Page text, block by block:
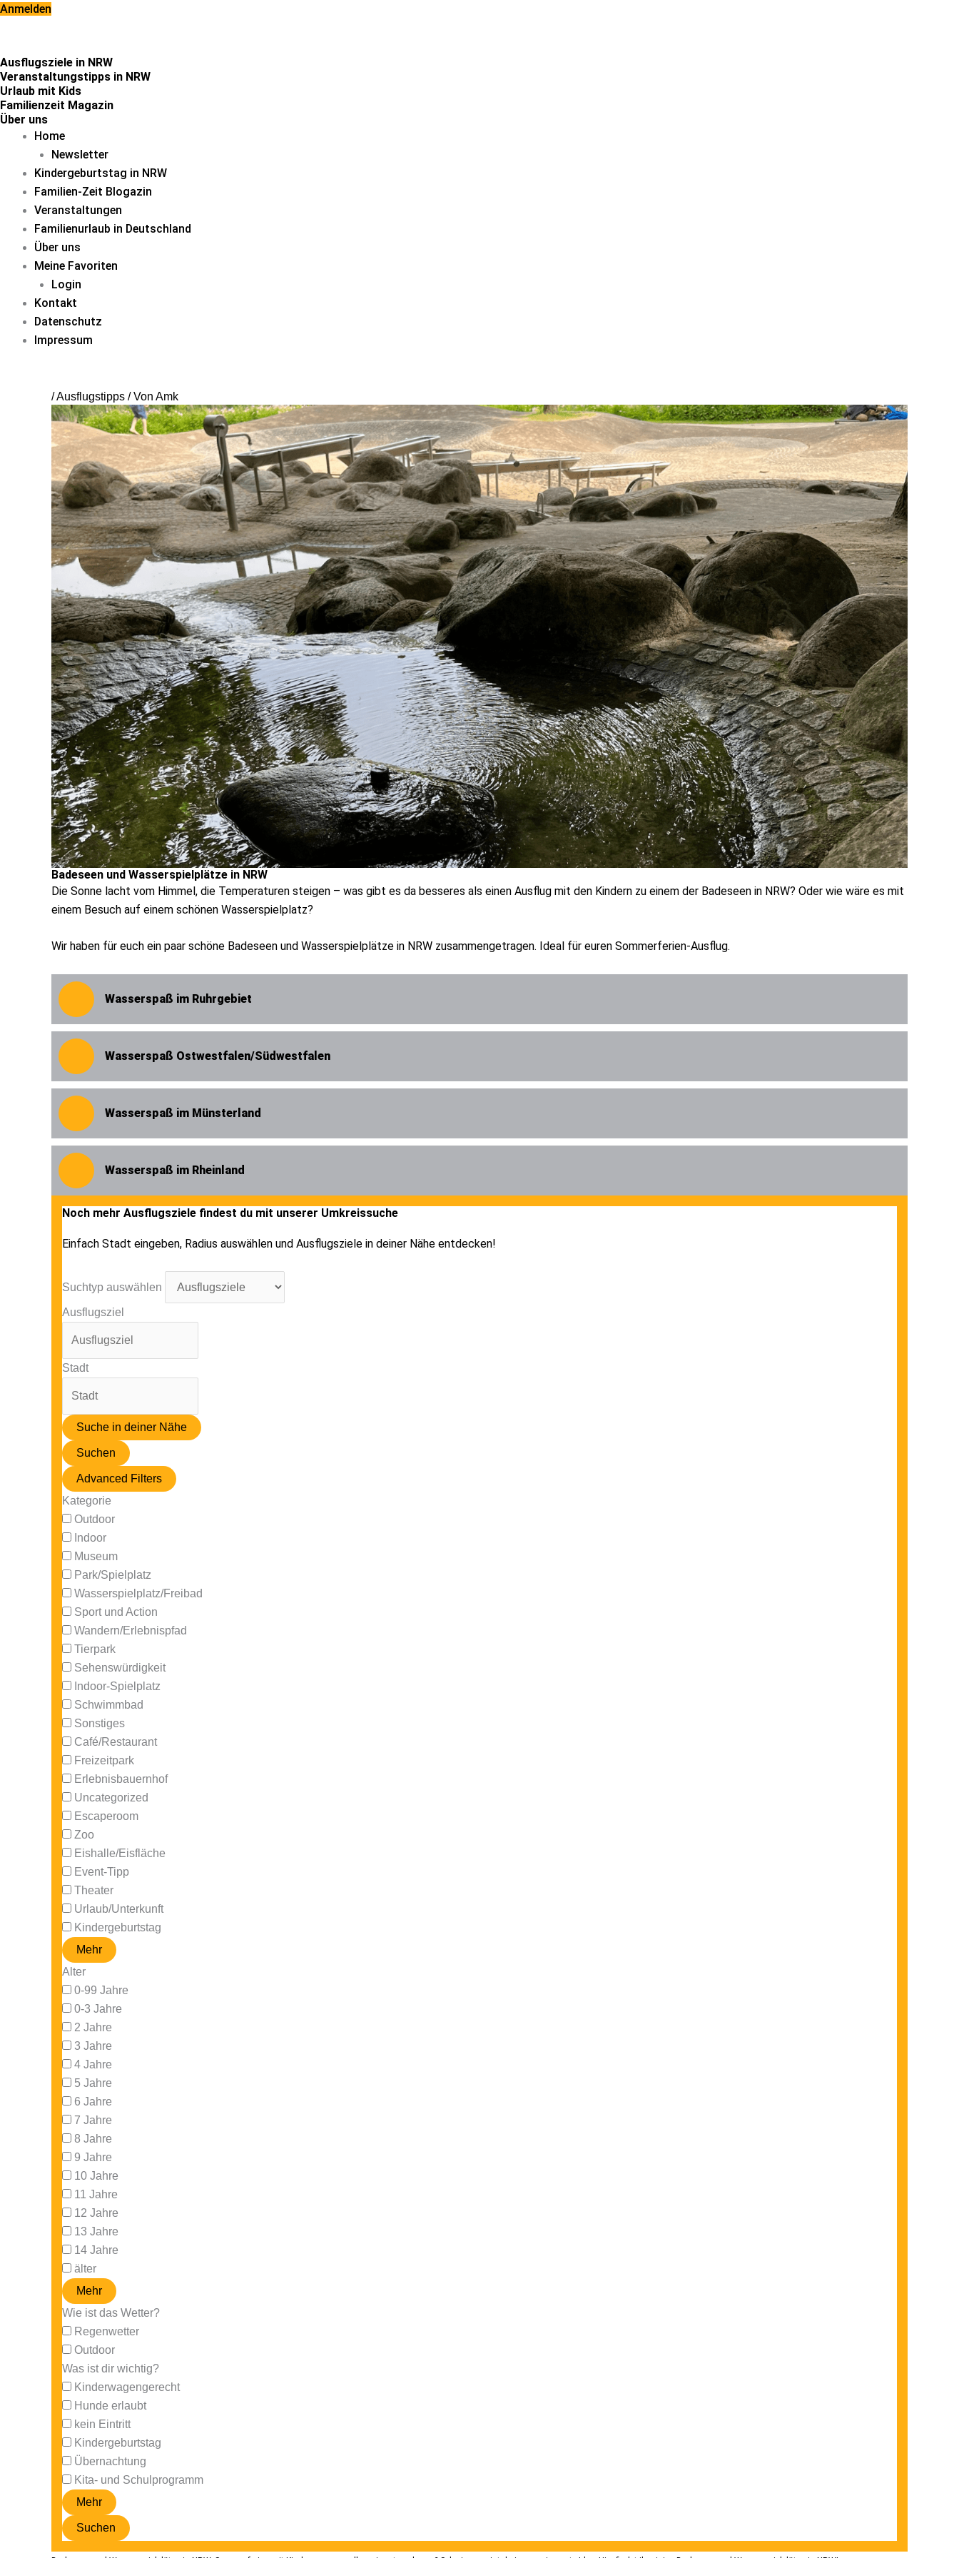
Zum
Anmelden
Ausflugsziele in NRW
Veranstaltungstipps in NRW
Urlaub mit Kids
Familienzeit Magazin
Über uns
Home
Newsletter
Kindergeburtstag in NRW
Familien-Zeit Blogazin
Veranstaltungen
Familienurlaub in Deutschland
Über uns
Meine Favoriten
Login
Kontakt
Datenschutz
Impressum
/Ausflugstipps / Von Amk
Badeseen und Wasserspielplätze in NRW
Die Sonne lacht vom Himmel, die Temperaturen steigen – was gibt es da besseres als einen Ausflug mit den Kindern zu einem der Badeseen in NRW? Oder wie wäre es mit
einem Besuch auf einem schönen Wasserspielplatz?
Wir haben für euch ein paar schöne Badeseen und Wasserspielplätze in NRW zusammengetragen. Ideal für euren Sommerferien-Ausflug.
Wasserspaß im Ruhrgebiet
Wasserspaß Ostwestfalen/Südwestfalen
Wasserspaß im Münsterland
Wasserspaß im Rheinland
Noch mehr Ausflugsziele findest du mit unserer Umkreissuche
Einfach Stadt eingeben, Radius auswählen und Ausflugsziele in deiner Nähe entdecken!
Suchtyp auswählen
Ausflugsziel
Stadt
Suche in deiner Nähe
Suchen
Advanced Filters
Kategorie
Outdoor
Indoor
Museum
Park/Spielplatz
Wasserspielplatz/Freibad
Sport und Action
Wandern/Erlebnispfad
Tierpark
Sehenswürdigkeit
Indoor-Spielplatz
Schwimmbad
Sonstiges
Café/Restaurant
Freizeitpark
Erlebnisbauernhof
Uncategorized
Escaperoom
Zoo
Eishalle/Eisfläche
Event-Tipp
Theater
Urlaub/Unterkunft
Kindergeburtstag
Mehr
Alter
0-99 Jahre
0-3 Jahre
2 Jahre
3 Jahre
4 Jahre
5 Jahre
6 Jahre
7 Jahre
8 Jahre
9 Jahre
10 Jahre
11 Jahre
12 Jahre
13 Jahre
14 Jahre
älter
Mehr
Wie ist das Wetter?
Regenwetter
Outdoor
Was ist dir wichtig?
Kinderwagengerecht
Hunde erlaubt
kein Eintritt
Kindergeburtstag
Übernachtung
Kita- und Schulprogramm
Mehr
Suchen